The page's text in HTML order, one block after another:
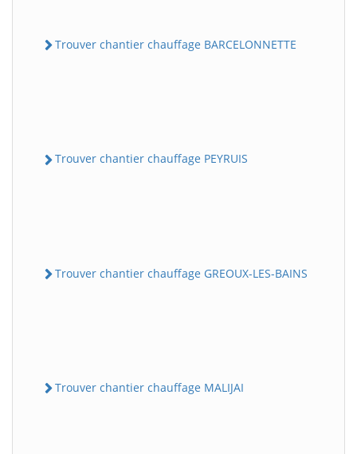
Trouver chantier chauffage BARCELONNETTE
Trouver chantier chauffage PEYRUIS
Trouver chantier chauffage GREOUX-LES-BAINS
Trouver chantier chauffage MALIJAI